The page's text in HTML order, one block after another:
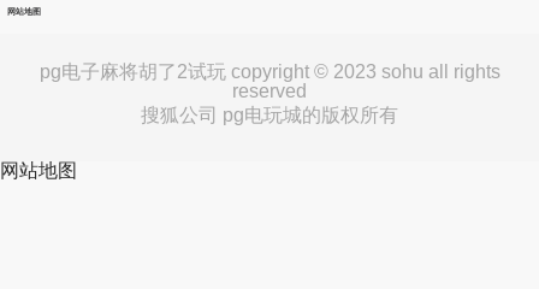
网站地图
pg电子麻将胡了2试玩 copyright © 2023 sohu all rights
reserved
搜狐公司 pg电玩城的版权所有
网站地图